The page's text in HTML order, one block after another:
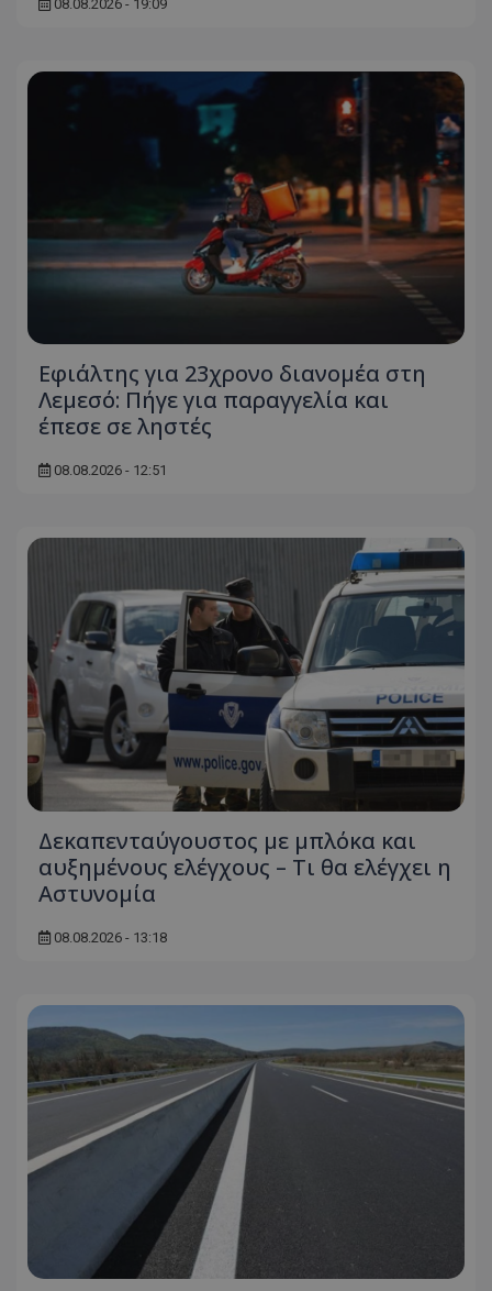
08.08.2026 - 19:09
Εφιάλτης για 23χρονο διανομέα στη
Λεμεσό: Πήγε για παραγγελία και
έπεσε σε ληστές
08.08.2026 - 12:51
Δεκαπενταύγουστος με μπλόκα και
αυξημένους ελέγχους – Τι θα ελέγχει η
Αστυνομία
08.08.2026 - 13:18